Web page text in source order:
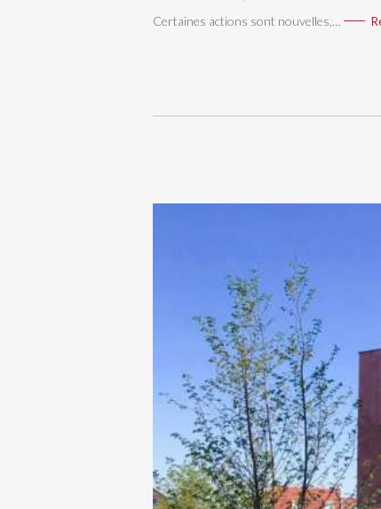
Certaines actions sont nouvelles,…